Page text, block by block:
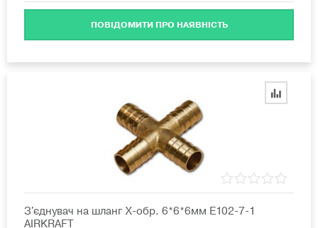
ПОВІДОМИТИ ПРО НАЯВНІСТЬ
З'єднувач на шланг X-обр. 6*6*6мм E102-7-1
AIRKRAFT